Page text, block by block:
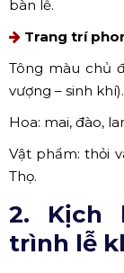
bàn lễ.
Trang trí
Tông màu chủ
vượng – sinh khí).
Hoa: mai, đào,
Vật phẩm: thỏi
Thọ.
2. Kịch
trình lễ